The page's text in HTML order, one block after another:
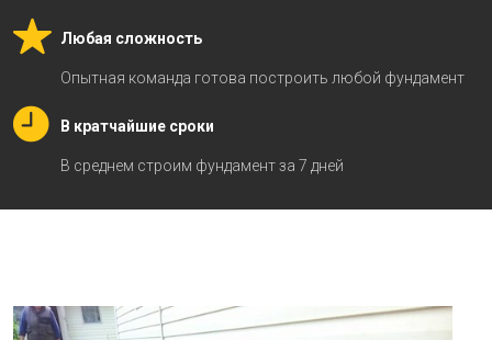
Любая сложность
Опытная команда готова построить любой фундамент
В кратчайшие сроки
В среднем строим фундамент за 7 дней